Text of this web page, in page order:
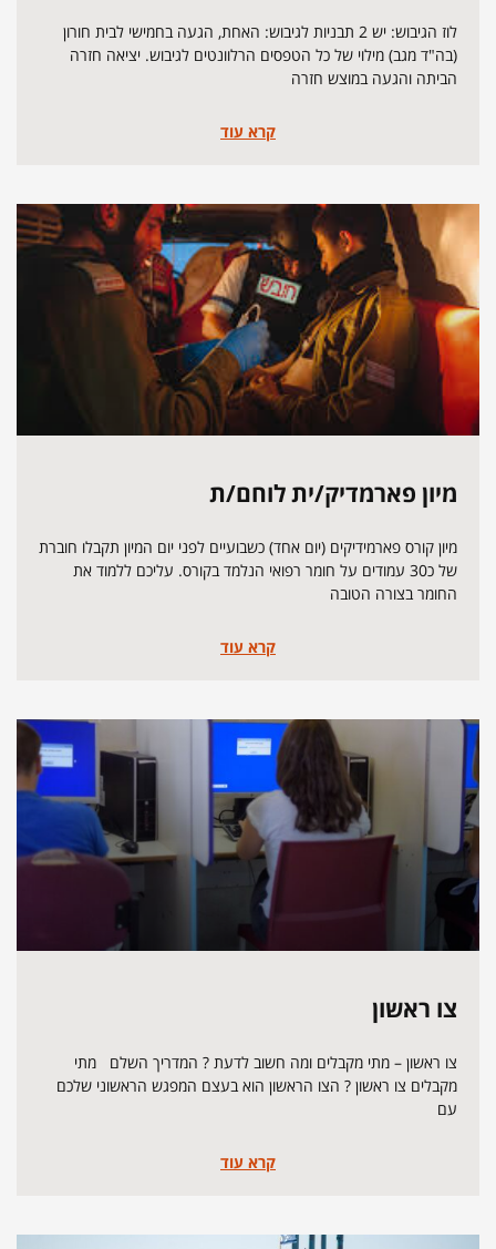
לוז הגיבוש: יש 2 תבניות לגיבוש: האחת, הגעה בחמישי לבית חורון
(בה"ד מגב) מילוי של כל הטפסים הרלוונטים לגיבוש. יציאה חזרה
הביתה והגעה במוצש חזרה
קרא עוד
מיון פארמדיק/ית לוחם/ת
מיון קורס פארמידיקים (יום אחד) כשבועיים לפני יום המיון תקבלו חוברת
של כ30 עמודים על חומר רפואי הנלמד בקורס. עליכם ללמוד את
החומר בצורה הטובה
קרא עוד
צו ראשון
צו ראשון – מתי מקבלים ומה חשוב לדעת ? המדריך השלם מתי
מקבלים צו ראשון ? הצו הראשון הוא בעצם המפגש הראשוני שלכם
עם
קרא עוד